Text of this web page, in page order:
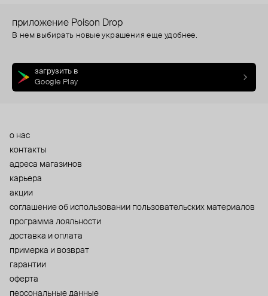
приложение Poison Drop
В нем выбирать новые украшения еще удобнее.
загрузить в
Google Play
о нас
контакты
адреса магазинов
карьера
акции
cоглашение об использовании пользовательских материалов
программа лояльности
доставка и оплата
примерка и возврат
гарантии
оферта
персональные данные